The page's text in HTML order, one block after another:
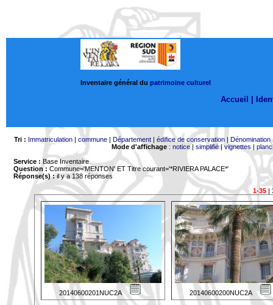
Inventaire général du patrimoine culturel
Accueil |
Tri : Immatriculation| commune| Département| édifice de conservation| Dénomination
Mode d'affichage: notice| simplifié|vignettes |
Service : Base Inventaire
Question : Commune='MENTON' ET Titre courant='*RIVIERA PALACE*'
Réponse(s) :il y a 138 réponses
1-35|
20140600201NUC2A 20140600200NUC2A